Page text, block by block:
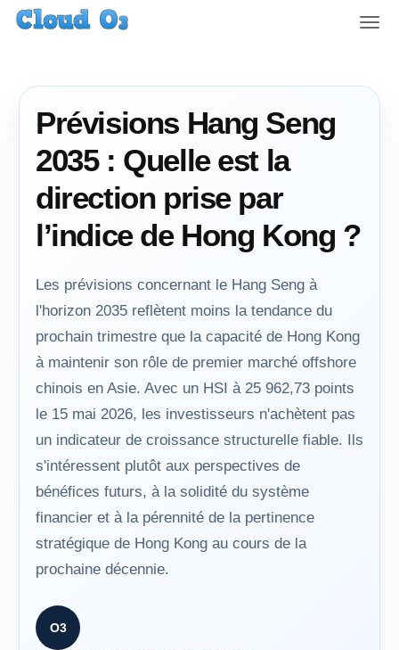
T
Prévisions Hang Seng
2035 : Quelle est la
direction prise par
l’indice de Hong Kong ?
Les prévisions concernant le Hang Seng à
l'horizon 2035 reflètent moins la tendance du
prochain trimestre que la capacité de Hong Kong
à maintenir son rôle de premier marché offshore
chinois en Asie. Avec un HSI à 25 962,73 points
le 15 mai 2026, les investisseurs n'achètent pas
un indicateur de croissance structurelle fiable. Ils
s'intéressent plutôt aux perspectives de
bénéfices futurs, à la solidité du système
financier et à la pérennité de la pertinence
stratégique de Hong Kong au cours de la
prochaine décennie.
O3